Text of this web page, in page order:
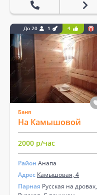
До 20 1 4
Баня
На Камышовой
2000 р/час
Район Анапа
Адрес Камышовая, 4
Парная Русская на дровах,